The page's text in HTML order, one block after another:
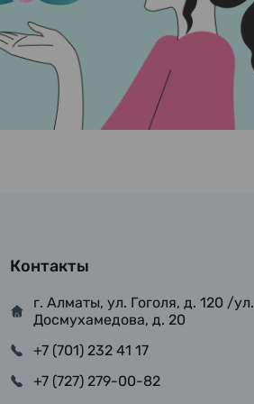
Контакты
г. Алматы, ул. Гоголя, д. 120 /ул.
Досмухамедова, д. 20
+7 (701) 232 41 17
+7 (727) 279-00-82